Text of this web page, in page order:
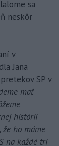
sa
neskôr
v
Jana
SP v
mať
histórii
že ho máme
na každé tri